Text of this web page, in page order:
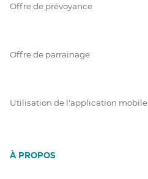
Offre de prévoyance
Offre de parrainage
Utilisation de l'application mobile
À PROPOS